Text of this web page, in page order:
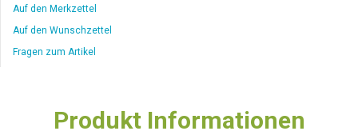
Auf den Merkzettel
Auf den Wunschzettel
Fragen zum Artikel
Produkt Informationen